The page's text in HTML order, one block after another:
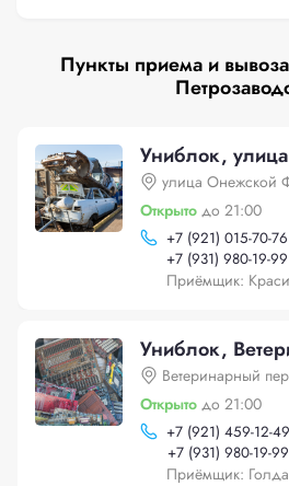
Пункты приема и
Униблок,
улица Онежской
Открыто до 21:00
+7 (921) 015-70-76
+7 (931) 980-19-99
Приёмщик:
Униблок,
Ветеринарный
Открыто до 21:00
+7 (921) 459-12-49
+7 (931) 980-19-99
Приёмщик: